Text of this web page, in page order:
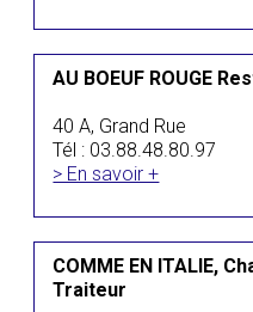
AU BOEUF ROUGE
40 A, Grand Rue
Tél : 03.88.48.80.97
> En savoir +
COMME EN ITALIE,
Traiteur